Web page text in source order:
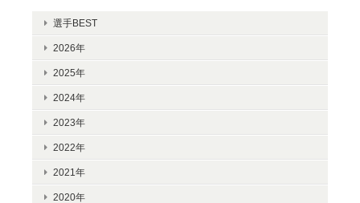
選手BEST
2026年
2025年
2024年
2023年
2022年
2021年
2020年